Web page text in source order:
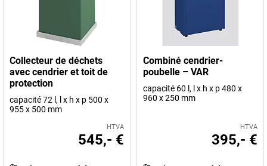
Collecteur de déchets
avec cendrier et toit de
protection
capacité 72 l, l x h x p 500 x
955 x 500 mm
HTVA
545,- €
Combiné cendrier-
poubelle – VAR
capacité 60 l, l x h x p 480 x
960 x 250 mm
HTVA
395,- €